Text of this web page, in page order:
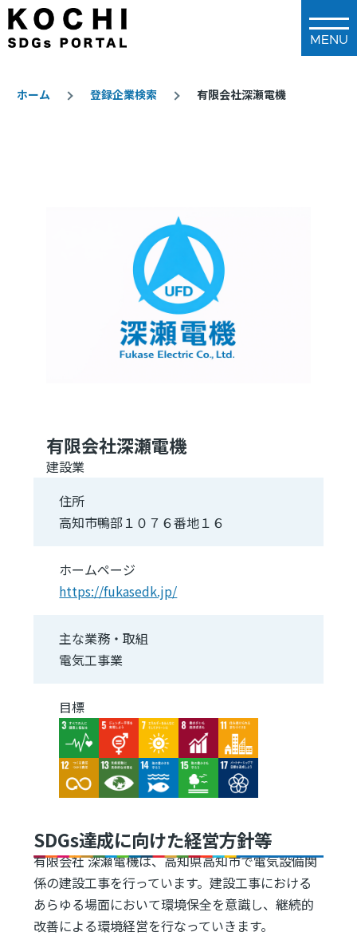
メインコンテンツに移動
ホーム 登録企業検索 有限会社深瀬電機
有限会社深瀬電機
建設業
住所
高知市鴨部１０７６番地１６
ホームページ
https://fukasedk.jp/
主な業務・取組
電気工事業
目標
Image
Image Image Image Image
Image Image Image Image Image
SDGs達成に向けた経営方針等
有限会社 深瀬電機は、高知県高知市で電気設備関
係の建設工事を行っています。建設工事における
あらゆる場面において環境保全を意識し、継続的
改善による環境経営を行なっていきます。